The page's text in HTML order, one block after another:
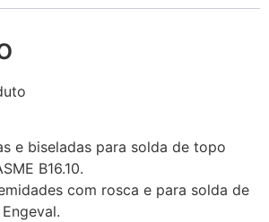
e biseladas para solda de topo
B16.10.
com rosca e para solda de